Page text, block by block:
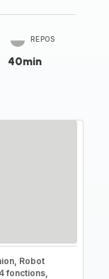
REPOS
40min
Robot
fonctions,